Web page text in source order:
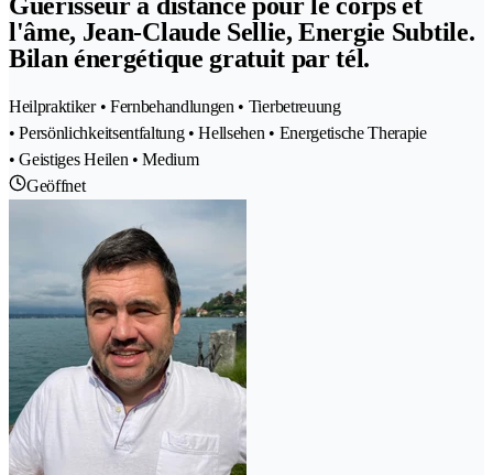
l'âme, Jean-Claude Sellie, Energie Subtile.
Bilan énergétique gratuit par tél.
Heilpraktiker • Fernbehandlungen • Tierbetreuung
• Persönlichkeitsentfaltung • Hellsehen • Energetische Therapie
• Geistiges Heilen • Medium
Geöffnet